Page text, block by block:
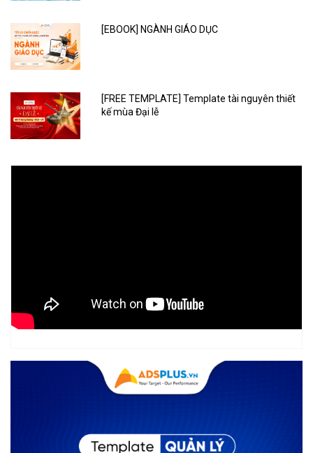
[EBOOK] NGÀNH GIÁO DỤC
[FREE TEMPLATE] Template tài nguyên thiết
kế mùa Đại lễ